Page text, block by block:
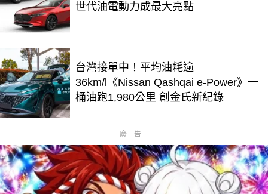
世代油電動力成最大亮點
台灣接單中！平均油耗逾
36km/l《Nissan Qashqai e-Power》一
桶油跑1,980公里 創金氏新紀錄
廣告